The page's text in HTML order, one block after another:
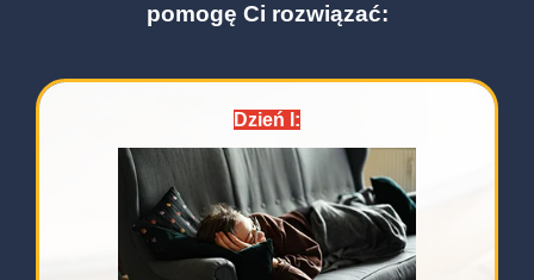
pomogę Ci rozwiązać:
Dzień I: